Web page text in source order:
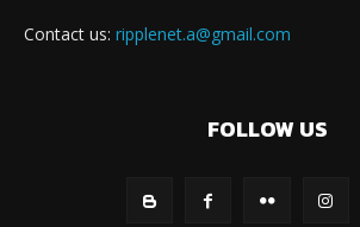
Contact us: ripplenet.a@gmail.com
FOLLOW US